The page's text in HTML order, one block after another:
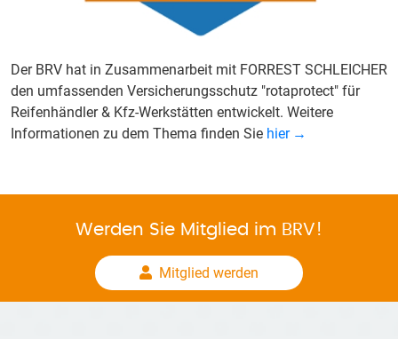
Der BRV hat in Zusammenarbeit mit FORREST SCHLEICHER
den umfassenden Versicherungsschutz "rotaprotect" für
Reifenhändler & Kfz-Werkstätten entwickelt. Weitere
Informationen zu dem Thema finden Sie hier
Werden Sie Mitglied im BRV!
Mitglied werden